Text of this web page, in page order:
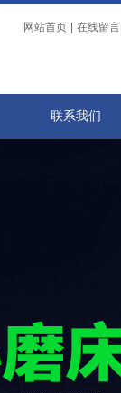
网站首页 在线留言
联系我们